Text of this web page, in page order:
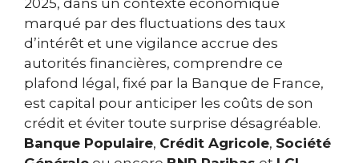
2025, dans un contexte économique
marqué par des fluctuations des taux
d’intérêt et une vigilance accrue des
autorités financières, comprendre ce
plafond légal, fixé par la Banque de France,
est capital pour anticiper les coûts de son
crédit et éviter toute surprise désagréable.
Banque Populaire, Crédit Agricole, Société